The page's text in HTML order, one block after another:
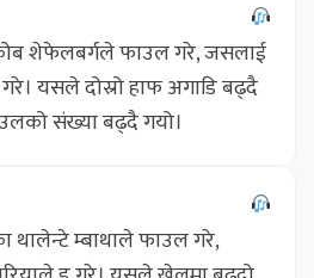
शेफेलबर्गले फाउल गरे, जसलाई
गरे। यसले दोस्रो हाफ अगाडि बढ्दै
संख्या बढ्दै गयो।
थालेन्टे म्बाथाले फाउल गरे,